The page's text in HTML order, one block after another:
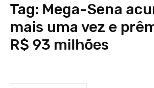
Tag: Mega-Sena
mais uma vez e
R$ 93 milhões